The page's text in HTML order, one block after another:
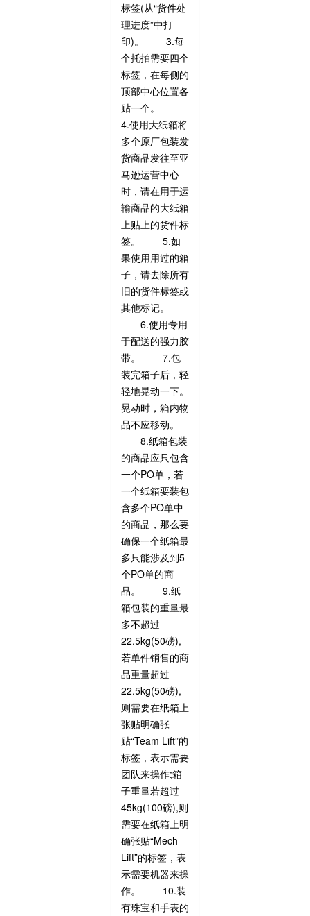
标签(从“货件处
理进度”中打
印)。 3.每
个托拍需要四个
标签，在每侧的
顶部中心位置各
贴一个。
4.使用大纸箱将
多个原厂包装发
货商品发往至亚
马逊运营中心
时，请在用于运
输商品的大纸箱
上贴上的货件标
签。 5.如
果使用用过的箱
子，请去除所有
旧的货件标签或
其他标记。
6.使用专用
于配送的强力胶
带。 7.包
装完箱子后，轻
轻地晃动一下。
晃动时，箱内物
品不应移动。
8.纸箱包装
的商品应只包含
一个PO单，若
一个纸箱要装包
含多个PO单中
的商品，那么要
确保一个纸箱最
多只能涉及到5
个PO单的商
品。 9.纸
箱包装的重量最
多不超过
22.5kg(50磅),
若单件销售的商
品重量超过
22.5kg(50磅),
则需要在纸箱上
张贴明确张
贴“Team Lift”的
标签，表示需要
团队来操作;箱
子重量若超过
45kg(100磅),则
需要在纸箱上明
确张贴“Mech
Lift”的标签，表
示需要机器来操
作。 10.装
有珠宝和手表的